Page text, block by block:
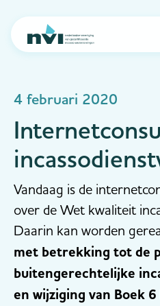
Navigation
4 februari 2020
Vandaag is de
over de Wet kwaliteit
Daarin kan worden
met betrekking tot de
buitengerechtelijke
en wijziging van Boek